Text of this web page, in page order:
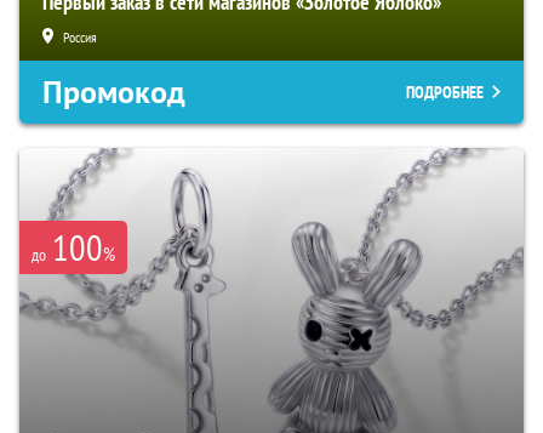
Россия
Промокод ПОДРОБНЕЕ
до 100%